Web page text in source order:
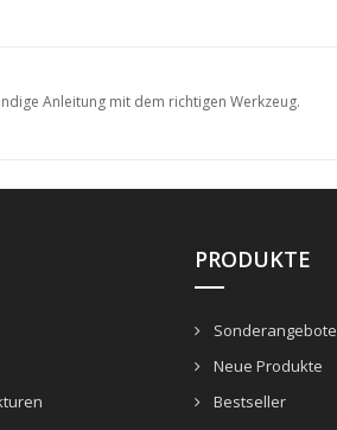
Anleitung mit dem richtigen Werkzeug.
PRODUKTE
Sonderangebote
Neue Produkte
Bestseller